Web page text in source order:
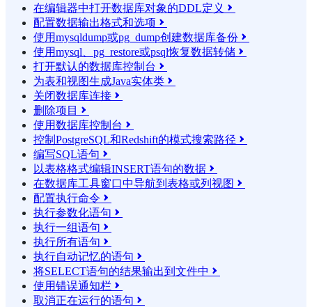
在编辑器中打开数据库对象的DDL定义 
配置数据输出格式和选项 
使用mysqldump或pg_dump创建数据库备份 
使用mysql、pg_restore或psql恢复数据转储 
打开默认的数据库控制台 
为表和视图生成Java实体类 
关闭数据库连接 
删除项目 
使用数据库控制台 
控制PostgreSQL和Redshift的模式搜索路径 
编写SQL语句 
以表格格式编辑INSERT语句的数据 
在数据库工具窗口中导航到表格或列视图 
配置执行命令 
执行参数化语句 
执行一组语句 
执行所有语句 
执行自动记忆的语句 
将SELECT语句的结果输​​出到文件中 
使用错误通知栏 
取消正在运行的语句 